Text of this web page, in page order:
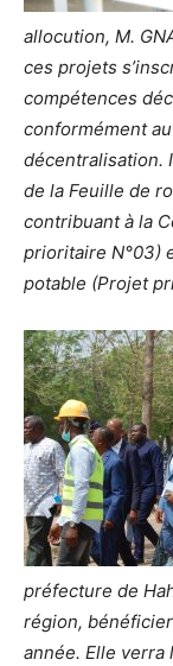
allocution, M.
ces projets
compétences
conformément
décentralisation.
de la Feuille de
contribuant à la
prioritaire N°03)
potable (Projet
préfecture de
région,
année. Elle verra